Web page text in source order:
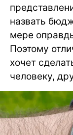
назвать
мере
Поэтому
хочет
человеку,